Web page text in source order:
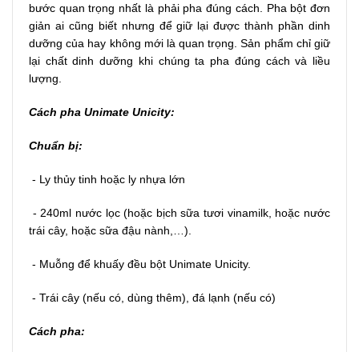
bước quan trọng nhất là phải pha đúng cách. Pha bột đơn
giản ai cũng biết nhưng để giữ lại được thành phần dinh
dưỡng của hay không mới là quan trọng. Sản phẩm chỉ giữ
lại chất dinh dưỡng khi chúng ta pha đúng cách và liều
lượng.
Cách pha Unimate Unicity:
Chuẩn bị:
- Ly thủy tinh hoặc ly nhựa lớn
- 240ml nước lọc (hoặc bịch sữa tươi vinamilk, hoặc nước
trái cây, hoặc sữa đậu nành,…).
- Muỗng để khuấy đều bột Unimate Unicity.
- Trái cây (nếu có, dùng thêm), đá lạnh (nếu có)
Cách pha: